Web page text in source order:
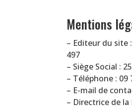
Mentions
– Editeur du site
497
– Siège Social :
– Téléphone : 09
– E-mail de
– Directrice de